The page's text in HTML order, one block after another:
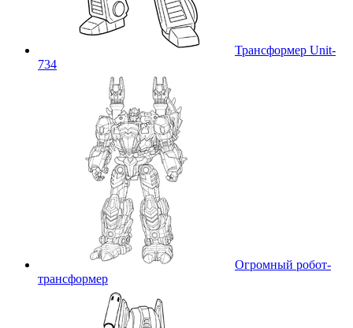
Трансформер Unit-
734
Огромный робот-
трансформер